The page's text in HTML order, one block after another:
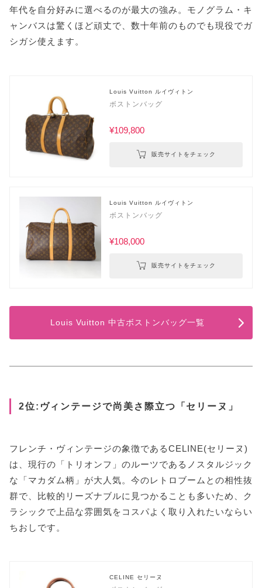
年代を自分好みに選べるのが最大の強み。モノグラム・キ
ャンバスは驚くほど頑丈で、数十年前のものでも現役でガ
シガシ使えます。
Louis Vuitton ルイヴィトン
ボストンバッグ
¥109,800
販売サイトをチェック
Louis Vuitton ルイヴィトン
ボストンバッグ
¥108,000
販売サイトをチェック
Louis Vuitton 中古ボストンバッグ一覧
2位:ヴィンテージで尚美さ際立つ「セリーヌ」
フレンチ・ヴィンテージの象徴であるCELINE(セリーヌ)
は、現行の「トリオンフ」のルーツであるノスタルジック
な「マカダム柄」が大人気。今のレトロブームとの相性抜
群で、比較的リーズナブルに見つかることも多いため、ク
ラシックで上品な雰囲気をコスパよく取り入れたいならい
ちおしです。
CELINE セリーヌ